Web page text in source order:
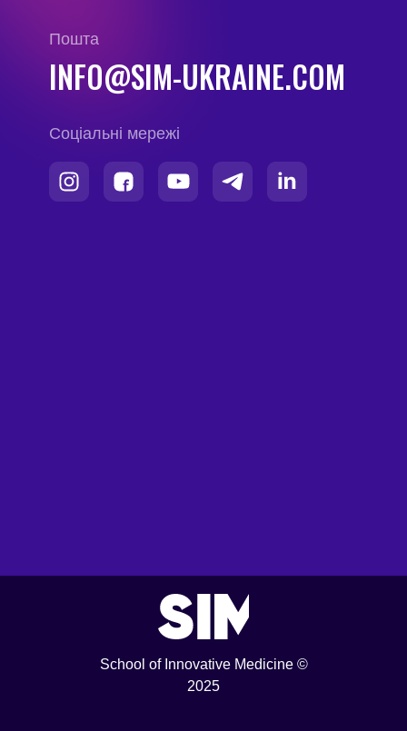
Пошта
INFO@SIM-UKRAINE.COM
Соціальні мережі
School of Innovative Medicine ©
2025